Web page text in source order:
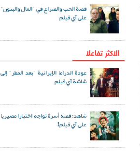
قصة الحب والصراع في "المال والبنون"
على آي فيلم
الاکثر تفاعلا
عودة الدراما الإيرانية "بعد المطر" إلى
شاشة آي فيلم
شاهد: قصة أسرة تواجه اختبارا مصيريا
على آي فيلم!